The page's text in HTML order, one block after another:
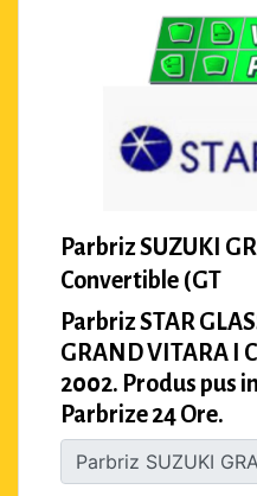
Parbriz SUZUKI
Convertible (GT
Parbriz STAR
GRAND VITARA I
2002. Produs pus
Parbrize 24 Ore.